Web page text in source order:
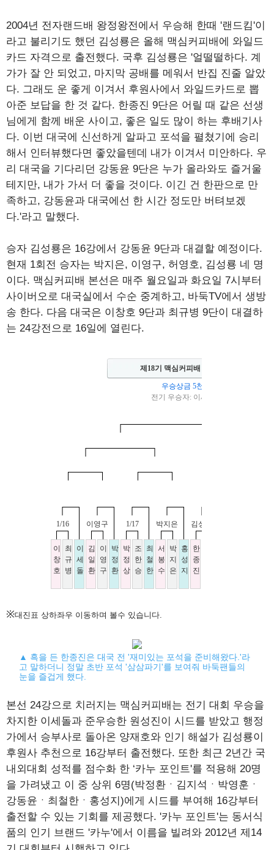
2004년 전자랜드배 왕정왕전에서 우승해 한때 '랜드킴'이
라고 불리기도 했던 김성룡은 올해 맥심커피배에 와일드
카드 자격으로 출전했다. 국후 김성룡은 '얼떨떨하다. 계
가가 잘 안 되었고, 마지막 공배를 메워서 반집 진줄 알았
다. 그래도 운 좋게 이겨서 후원사에서 와일드카드로 뽑
아준 보답을 한 것 같다. 한종진 9단은 어릴 때 같은 선생
님에게 함께 배운 사이고, 좋은 일도 많이 하는 후배기사
다. 이번 대국에 신선하게 알파고 포석을 펼쳤기에 승리
해서 인터뷰했다면 좋았을텐데 내가 이겨서 미안하다. 우
리 대국을 기다리던 강동윤 9단은 누가 올라와도 즐거울
테지만, 내가 가서 더 좋을 것이다. 이긴 건 한판으로 만
족하고, 강동윤과 대국에선 한 시간 정도만 버텨보겠
다.'라고 말했다.
승자 김성룡은 16강에서 강동윤 9단과 대결할 예정이다.
현재 1회전 승자는 박지은, 이영구, 허영호, 김성룡 네 명
이다. 맥심커피배 본선은 매주 월요일과 화요일 7시부터
사이버오로 대국실에서 수순 중계하고, 바둑TV에서 생방
송 한다. 다음 대국은 이창호 9단과 최규병 9단이 대결하
는 24강전으로 16일에 열린다.
※대진표 상하좌우 이동하며 볼수 있습니다.
▲ 흑을 든 한종진은 대국 전 '재미있는 포석을 준비해왔다.'라
고 말하더니 정말 초반 포석 '삼삼파기'를 보여줘 바둑팬들의
눈을 즐겁게 했다.
본선 24강으로 치러지는 맥심커피배는 전기 대회 우승을
차지한 이세돌과 준우승한 원성진이 시드를 받았고 행정
가에서 승부사로 돌아온 양재호와 인기 해설가 김성룡이
후원사 추천으로 16강부터 출전했다. 또한 최근 2년간 국
내외대회 성적를 점수화 한 ‘카누 포인트'를 적용해 20명
을 가려냈고 이 중 상위 6명(박정환ㆍ김지석ㆍ박영훈ㆍ
강동윤ㆍ최철한ㆍ홍성지)에게 시드를 부여해 16강부터
출전할 수 있는 기회를 제공했다. '카누 포인트'는 동서식
품의 인기 브랜드 '카누'에서 이름을 빌려와 2012년 제14